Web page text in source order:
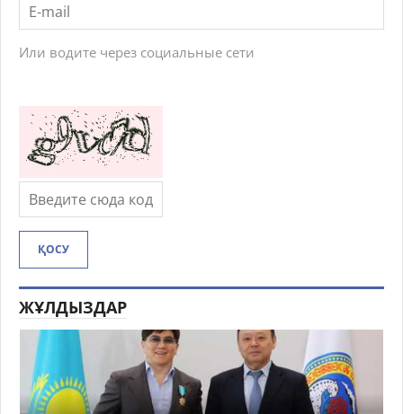
Или водите через социальные сети
ҚОСУ
ЖҰЛДЫЗДАР